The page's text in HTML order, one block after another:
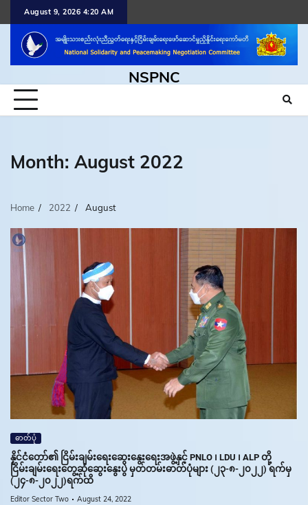
content
August 9, 2026 4:20 AM
NSPNC
Month: August 2022
Home 2022 August
ဓာတ်ပုံ
နိုင်ငံတော်၏ ငြိမ်းချမ်းရေးဆွေးနွေးရေးအဖွဲ့နှင့် PNLO ၊ LDU ၊ ALP တို့
ငြိမ်းချမ်းရေးတွေ့ဆုံဆွေးနွေးပွဲ မှတ်တမ်းဓာတ်ပုံများ (၂၃-၈-၂၀၂၂) ရက်မှ
(၂၄-၈-၂၀၂၂)ရက်ထိ
Editor Sector Two August 24, 2022